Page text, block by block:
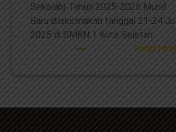
Sekolah) Tahun 2025-2026 Murid
Baru dilaksanakan tanggal 21-24
2025 di SMKN 1 Kuta Selatan.
Read